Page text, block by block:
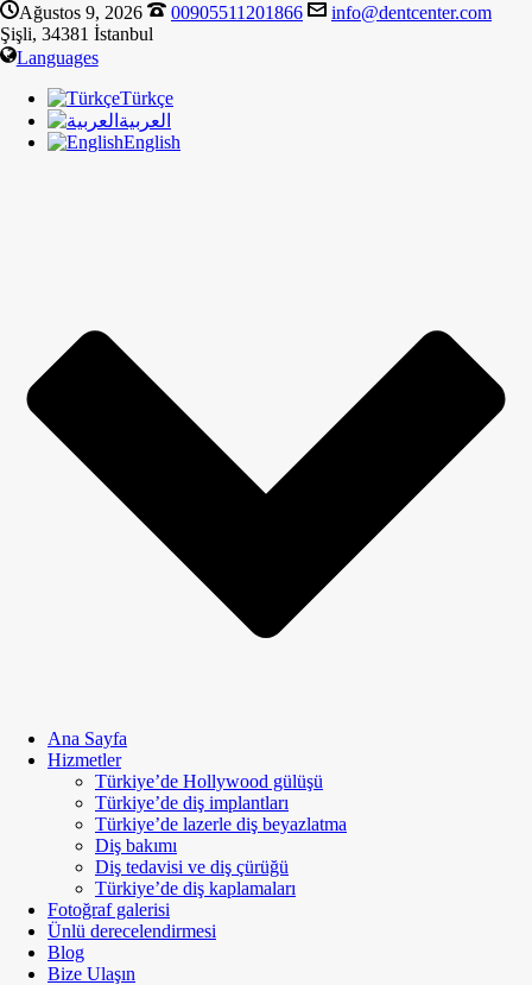
Ağustos 9, 2026 00905511201866
info@dentcenter.com
Şişli, 34381 İstanbul
Languages
Türkçe
العربية
English
Ana Sayfa
Hizmetler
Türkiye’de Hollywood gülüşü
Türkiye’de diş implantları
Türkiye’de lazerle diş beyazlatma
Diş bakımı
Diş tedavisi ve diş çürüğü
Türkiye’de diş kaplamaları
Fotoğraf galerisi
Ünlü derecelendirmesi
Blog
Bize Ulaşın